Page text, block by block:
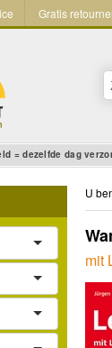
Gratis
= dezelfde dag
U
mit